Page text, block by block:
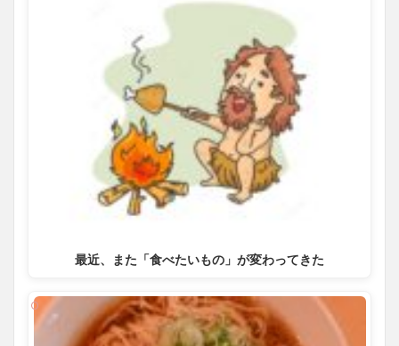
最近、また「食べたいもの」が変わってきた